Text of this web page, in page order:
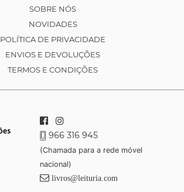
SOBRE NÓS
NOVIDADES
POLÍTICA DE PRIVACIDADE
ENVIOS E DEVOLUÇÕES
TERMOS E CONDIÇÕES
966 316 945
(Chamada para a rede móvel
nacional)
livros@leituria.com